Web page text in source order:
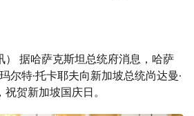
） 据哈萨克斯坦总统府消息，哈萨
尔特·托卡耶夫向新加坡总统尚达曼·
贺新加坡国庆日。